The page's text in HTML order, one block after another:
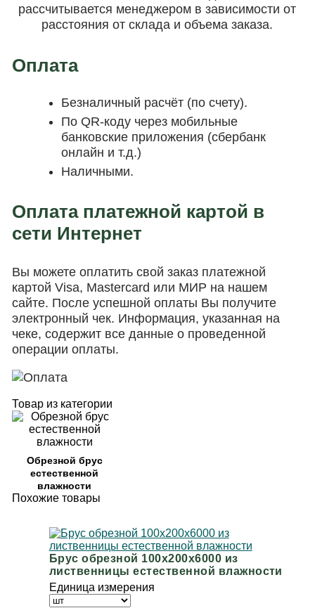
рассчитывается менеджером в зависимости от
расстояния от склада и объема заказа.
Оплата
Безналичный расчёт (по счету).
По QR-коду через мобильные
банковские приложения (сбербанк
онлайн и т.д.)
Наличными.
Оплата платежной картой в
сети Интернет
Вы можете оплатить свой заказ платежной
картой Visa, Mastercard или МИР на нашем
сайте. После успешной оплаты Вы получите
электронный чек. Информация, указанная на
чеке, содержит все данные о проведенной
операции оплаты.
Товар из категории
Обрезной брус
естественной
влажности
Похожие товары
Брус обрезной 100х200х6000 из
лиственницы естественной влажности
Единица измерения